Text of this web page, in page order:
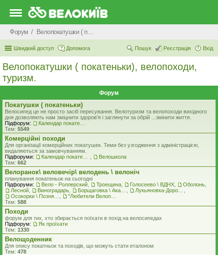
Форум Велопокатушки ( покатеньки), велопоходи, туризм.
Швидкий доступ Допомога Вхід
Реєстрація
Пошук
Велопокатушки ( покатеньки), велопоходи,
туризм.
Форум
Покатушки ( покатеньки)
Велосипед це не просто засіб пересування. Велотуризм та велопоходи вихідного
дня дозволяють нам зміцнити здоров'я і заглянути за обрій ...змінити життя.
Підфорум:
Тем: 5549
Комерцiйнi походи
Для організації комерційних покатушек. Теми без узгодження з адміністрацією,
видаляються за замовчуванням.
Підфоруми:
Велошкола
Тем: 662
Велоранок\ веловечір\ велодень \ велоніч
планування покатеньок на сьогодні
Підфоруми:
Вело - Роллерский Троещина Голосеево \ ВДНХ Оболонь
Лесной
Виноградарь
Тем: 588
Походи
форум для тих, хто збирається поїхати в похід на велосипедах
Підфорум:
Як проїхати
Тем: 1330
Велощоденник
Для опису покатньок та походів, що можуть стати еталоном
Тем: 478